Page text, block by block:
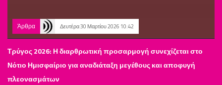
Άρθρα Δευτέρα 30 Μαρτίου 2026 10:42
Τρύγος 2026: Η διαρθρωτική προσαρμογή συνεχίζεται στο
Νότιο Ημισφαίριο για αναδιάταξη μεγέθους και αποφυγή
πλεονασμάτων